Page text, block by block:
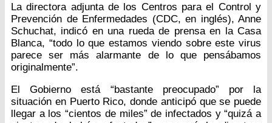
La directora adjunta de los Centros para el Control y
Prevención de Enfermedades (CDC, en inglés), Anne
Schuchat, indicó en una rueda de prensa en la Casa
Blanca, “todo lo que estamos viendo sobre este virus
parece ser más alarmante de lo que pensábamos
originalmente”.
El Gobierno está “bastante preocupado” por la
situación en Puerto Rico, donde anticipó que se puede
llegar a los “cientos de miles” de infectados y “quizá a